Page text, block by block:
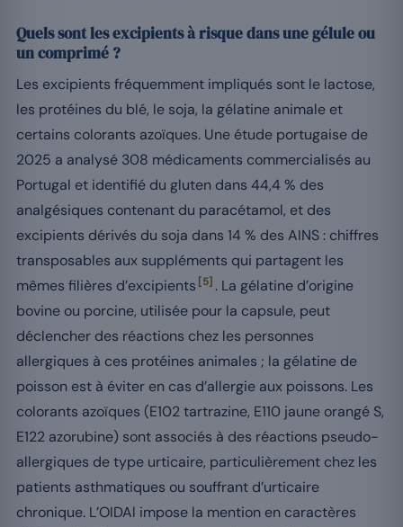
Quels sont les excipients à risque dans une gélule ou
un comprimé ?
Les excipients fréquemment impliqués sont le lactose,
les protéines du blé, le soja, la gélatine animale et
certains colorants azoïques. Une étude portugaise de
2025 a analysé 308 médicaments commercialisés au
Portugal et identifié du gluten dans 44,4 % des
analgésiques contenant du paracétamol, et des
excipients dérivés du soja dans 14 % des AINS : chiffres
transposables aux suppléments qui partagent les
mêmes filières d’excipients [5] . La gélatine d’origine
bovine ou porcine, utilisée pour la capsule, peut
déclencher des réactions chez les personnes
allergiques à ces protéines animales ; la gélatine de
poisson est à éviter en cas d’allergie aux poissons. Les
colorants azoïques (E102 tartrazine, E110 jaune orangé S,
E122 azorubine) sont associés à des réactions pseudo-
allergiques de type urticaire, particulièrement chez les
patients asthmatiques ou souffrant d’urticaire
chronique. L’OIDAl impose la mention en caractères